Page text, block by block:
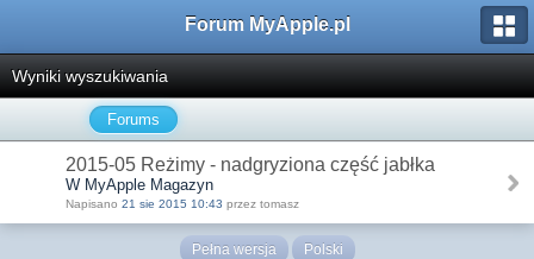
Forum MyApple.pl
Wyniki wyszukiwania
Forums
2015-05 Reżimy - nadgryziona część jabłka
W MyApple Magazyn
Napisano 21 sie 2015 10:43 przez tomasz
Pełna wersja Polski